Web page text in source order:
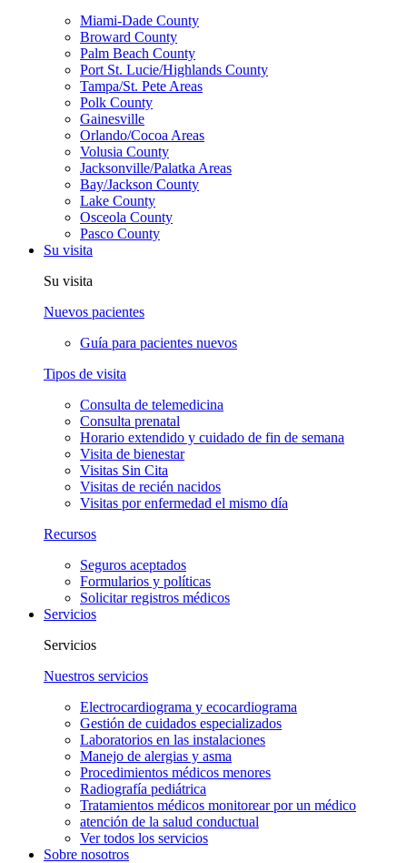
Miami-Dade County
Broward County
Palm Beach County
Port St. Lucie/Highlands County
Tampa/St. Pete Areas
Polk County
Gainesville
Orlando/Cocoa Areas
Volusia County
Jacksonville/Palatka Areas
Bay/Jackson County
Lake County
Osceola County
Pasco County
Su visita
Su visita
Nuevos pacientes
Guía para pacientes nuevos
Tipos de visita
Consulta de telemedicina
Consulta prenatal
Horario extendido y cuidado de fin de semana
Visita de bienestar
Visitas Sin Cita
Visitas de recién nacidos
Visitas por enfermedad el mismo día
Recursos
Seguros aceptados
Formularios y políticas
Solicitar registros médicos
Servicios
Servicios
Nuestros servicios
Electrocardiograma y ecocardiograma
Gestión de cuidados especializados
Laboratorios en las instalaciones
Manejo de alergias y asma
Procedimientos médicos menores
Radiografía pediátrica
Tratamientos médicos monitorear por un médico
atención de la salud conductual
Ver todos los servicios
Sobre nosotros